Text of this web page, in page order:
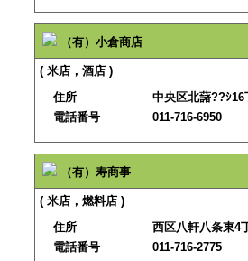
（有）小倉商店
( 米店，酒店 )
住所
中央区北藷??ｼ16
電話番号
011-716-6950
（有）寿商事
( 米店，燃料店 )
住所
西区八軒八条東4
電話番号
011-716-2775